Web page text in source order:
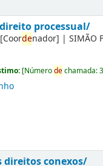
processual/
[Coordenador] |SIMÃO
[Númerodechamada:
direitos conexos/